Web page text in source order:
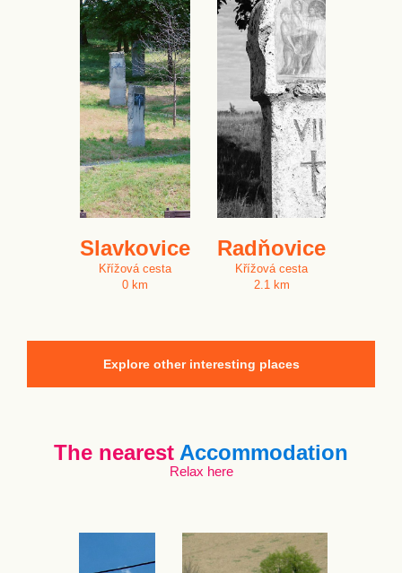
Slavkovice
Křížová cesta
0 km
Radňovice
Křížová cesta
2.1 km
Explore other interesting places
The nearest Accommodation
Relax here